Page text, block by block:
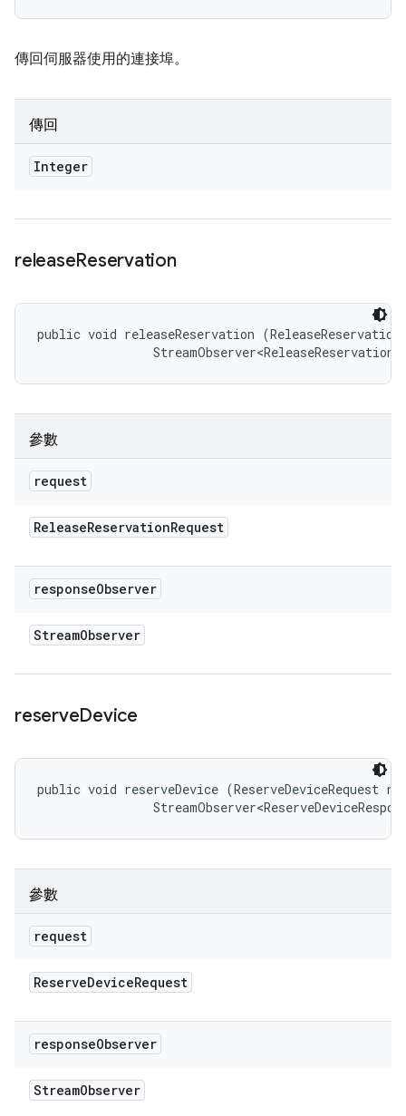
傳回伺服器使用的連接埠。
傳回
Integer
releaseReservation
public void releaseReservation
參數
request
ReleaseReservationRequest
responseObserver
StreamObserver
reserveDevice
public void reserveDevice (ReserveDeviceRequest
參數
request
ReserveDeviceRequest
responseObserver
StreamObserver